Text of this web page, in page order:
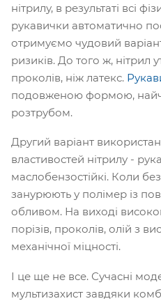
нітрилу, в результаті всі
рукавички автоматично
отримуємо чудовий
ризиків. До того ж, нітрил
проколів, ніж латекс.
подовженою формою,
розтрубом.
Другий варіант
властивостей нітрилу -
маслобензостійкі. Коли
занурюють у полімер із
обливом. На виході
порізів, проколів, олій з
механічної міцності.
І це ще не все. Сучасні
мультизахист завдяки